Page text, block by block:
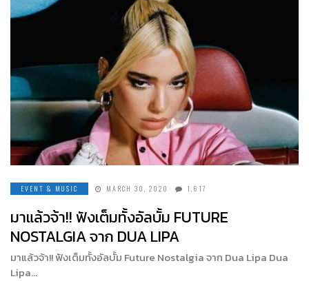
EVENT & MUSIC MARCH 30, 2020 1,617
มาแล้วจ้า!! ฟังเต็มทั้งอัลบั้ม FUTURE
NOSTALGIA จาก DUA LIPA
มาแล้วจ้า!! ฟังเต็มทั้งอัลบั้ม Future Nostalgia จาก Dua Lipa Dua
Lipa…